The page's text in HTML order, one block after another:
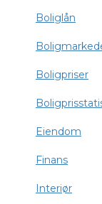
Boliglån
Boligpriser
Eiendom
Finans
Interiør